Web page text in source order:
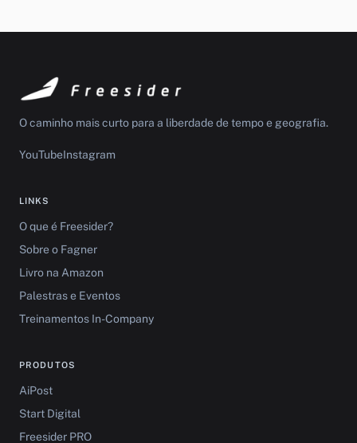
O caminho mais curto para a liberdade de tempo e geografia.
YouTubeInstagram
LINKS
O que é Freesider?
Sobre o Fagner
Livro na Amazon
Palestras e Eventos
Treinamentos In-Company
PRODUTOS
AiPost
Start Digital
Freesider PRO